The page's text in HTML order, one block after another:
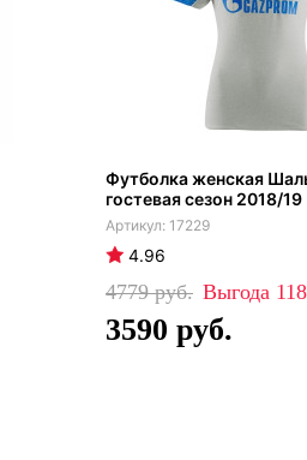
Футболка женская
гостевая сезон 2018/19
17229
4.96
4779
3590